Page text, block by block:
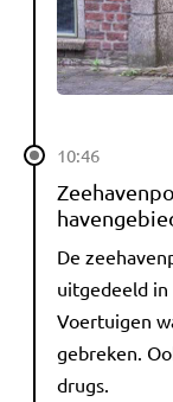
10:46
De
uitgedeeld in
Voertuigen
gebreken.
drugs.